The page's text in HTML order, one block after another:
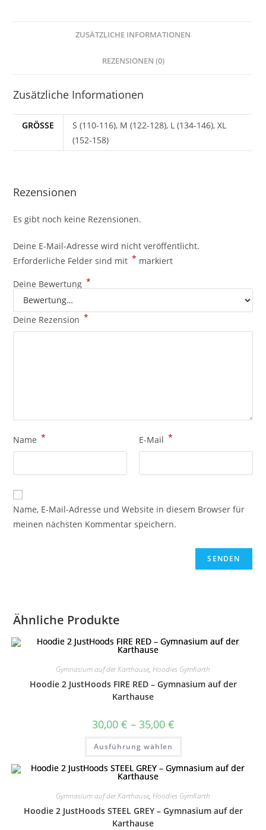
ZUSÄTZLICHE INFORMATIONEN
REZENSIONEN (0)
Zusätzliche Informationen
GRÖSSE
S (110-116), M (122-128), L (134-146), XL
(152-158)
Rezensionen
Es gibt noch keine Rezensionen.
Deine E-Mail-Adresse wird nicht veröffentlicht.
Erforderliche Felder sind mit * markiert
Deine Bewertung *
Deine Rezension *
Name * E-Mail *
Name, E-Mail-Adresse und Website in diesem Browser für
meinen nächsten Kommentar speichern.
Ähnliche Produkte
Gymnasium auf der Karthause, Hoodies GymKarth
Hoodie 2 JustHoods FIRE RED – Gymnasium auf der
Karthause
30,00 € – 35,00 €Preisspanne:
30,00 €
bis
Ausführung wählen
Dieses
weist
mehrere
Varianten
Optionen
können
auf
Gymnasium auf der Karthause, Hoodies GymKarth
Hoodie 2 JustHoods STEEL GREY – Gymnasium auf der
Karthause